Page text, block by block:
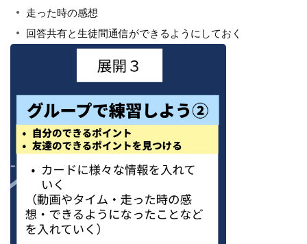
走った時の感想
回答共有と生徒間通信ができるようにしておく